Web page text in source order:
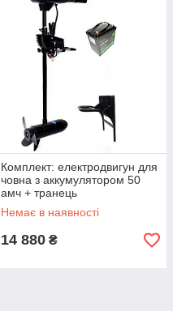
Комплект: електродвигун для
човна з аккумулятором 50
амч + транець
Немає в наявності
14 880 ₴